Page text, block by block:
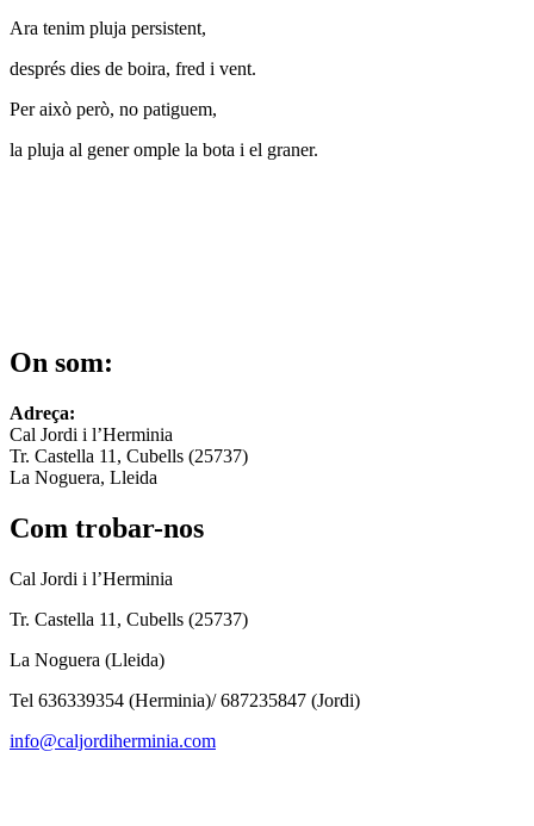
Ara tenim pluja persistent,
després dies de boira, fred i vent.
Per això però, no patiguem,
la pluja al gener omple la bota i el graner.
On som:
Adreça:
Cal Jordi i l’Herminia
Tr. Castella 11, Cubells (25737)
La Noguera, Lleida
Com trobar-nos
Cal Jordi i l’Herminia
Tr. Castella 11, Cubells (25737)
La Noguera (Lleida)
Tel 636339354 (Herminia)/ 687235847 (Jordi)
info@caljordiherminia.com